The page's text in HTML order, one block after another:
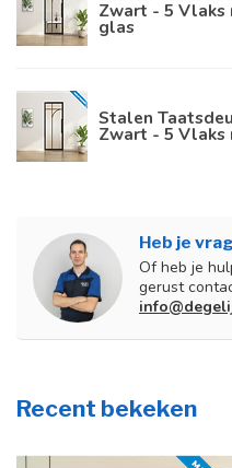
Zwart - 5
glas
Stalen
Zwart - 5 Vlaks
Heb je
Of heb je
gerust
Recent bekeken